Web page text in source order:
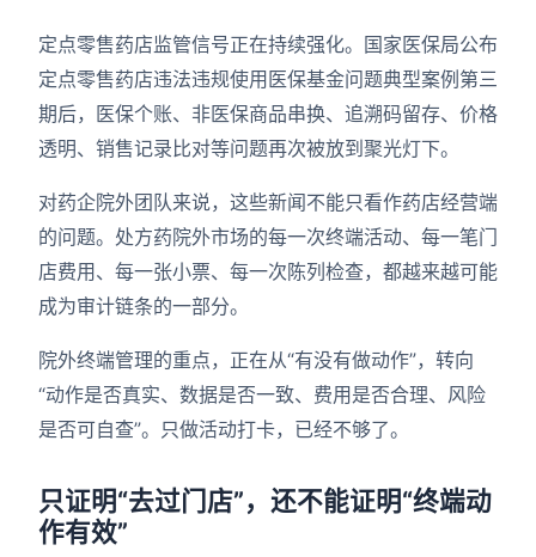
定点零售药店监管信号正在持续强化。国家医保局公布
定点零售药店违法违规使用医保基金问题典型案例第三
期后，医保个账、非医保商品串换、追溯码留存、价格
透明、销售记录比对等问题再次被放到聚光灯下。
对药企院外团队来说，这些新闻不能只看作药店经营端
的问题。处方药院外市场的每一次终端活动、每一笔门
店费用、每一张小票、每一次陈列检查，都越来越可能
成为审计链条的一部分。
院外终端管理的重点，正在从“有没有做动作”，转向
“动作是否真实、数据是否一致、费用是否合理、风险
是否可自查”。只做活动打卡，已经不够了。
只证明“去过门店”，还不能证明“终端动
作有效”